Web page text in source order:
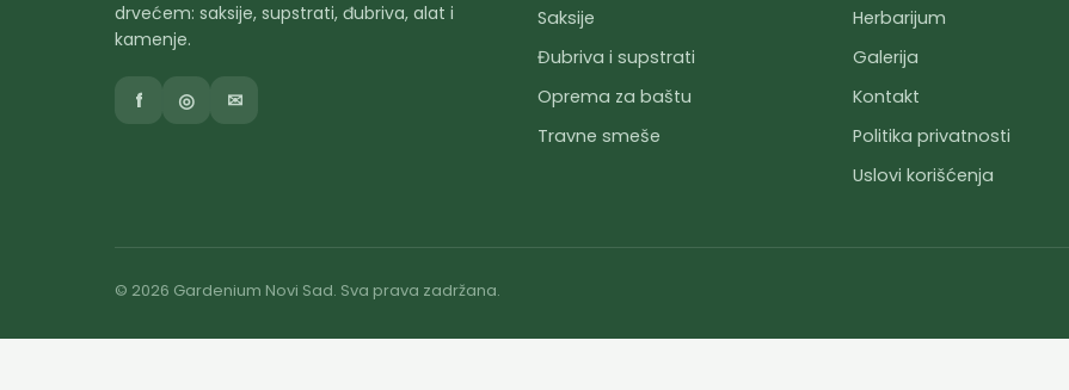
drvećem: saksije, supstrati, đubriva, alat i
kamenje.
f ◎ ✉
Saksije
Đubriva i supstrati
Oprema za baštu
Travne smeše
Herbarijum
Galerija
Kontakt
Politika privatnosti
Uslovi korišćenja
© 2026 Gardenium Novi Sad. Sva prava zadržana.